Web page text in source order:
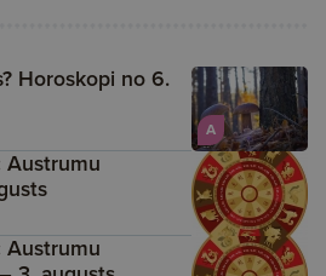
A
Horoskopi no 6.
Austrumu
Austrumu